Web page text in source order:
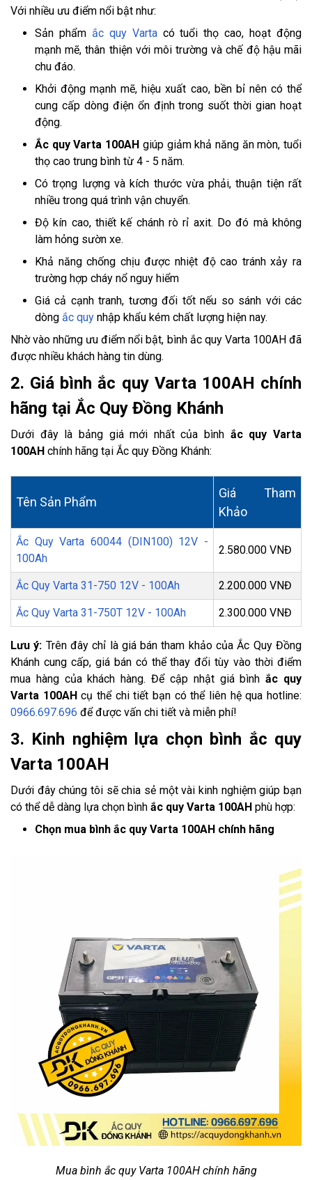
Với nhiều ưu điểm nổi bật như:
Sản phẩm ắc quy Vartacó tuổi thọ cao, hoạt động
mạnh mẽ, thân thiện với môi trường và chế độ hậu mãi
chu đáo.
Khởi động mạnh mẽ, hiệu xuất cao, bền bỉ nên có thể
cung cấp dòng điện ổn định trong suốt thời gian hoạt
động.
Ắc quy Varta 100AH giúp giảm khả năng ăn mòn, tuổi
thọ cao trung bình từ 4 - 5 năm.
Có trọng lượng và kích thước vừa phải, thuận tiện rất
nhiều trong quá trình vận chuyển.
Độ kín cao, thiết kế chánh rò rỉ axit. Do đó mà không
làm hỏng sườn xe.
Khả năng chống chịu được nhiệt độ cao tránh xảy ra
trường hợp cháy nổ nguy hiểm
Giá cả cạnh tranh, tương đối tốt nếu so sánh với các
dòng ắc quy nhập khẩu kém chất lượng hiện nay.
Nhờ vào những ưu điểm nổi bật, bình ắc quy Varta 100AH đã
được nhiều khách hàng tin dùng.
2. Giá bình ắc quy Varta 100AH chính
hãng tại Ắc Quy Đồng Khánh
Dưới đây là bảng giá mới nhất của bình ắc quy Varta
100AH chính hãng tại Ắc quy Đồng Khánh:
Tên Sản Phẩm
Giá Tham
Khảo
Ắc Quy Varta 60044 (DIN100) 12V -
100Ah
2.580.000 VNĐ
Ắc Quy Varta 31-750 12V - 100Ah 2.200.000 VNĐ
Ắc Quy Varta 31-750T 12V - 100Ah 2.300.000 VNĐ
Lưu ý: Trên đây chỉ là giá bán tham khảo của Ắc Quy Đồng
Khánh cung cấp, giá bán có thể thay đổi tùy vào thời điểm
mua hàng của khách hàng. Để cập nhật giá bình ắc quy
Varta 100AH cụ thể chi tiết bạn có thể liên hệ qua hotline:
0966.697.696 để được vấn chi tiết và miễn phí!
3. Kinh nghiệm lựa chọn bình ắc quy
Varta 100AH
Dưới đây chúng tôi sẽ chia sẻ một vài kinh nghiệm giúp bạn
có thể dễ dàng lựa chọn bình ắc quy Varta 100AH phù hợp:
Chọn mua bình ắc quy Varta 100AH chính hãng
Mua bình ắc quy Varta 100AH chính hãng